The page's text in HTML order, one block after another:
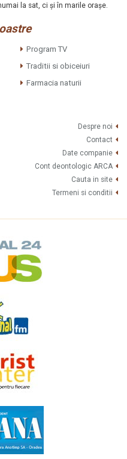
la sat, ci şi în marile oraşe.
Program TV
Traditii si obiceiuri
Farmacia naturii
Despre noi
Contact
Date companie
Cont deontologic ARCA
Cauta in site
Termeni si conditii